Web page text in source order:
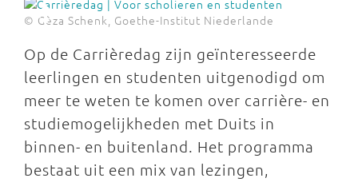
© Gèza Schenk, Goethe-Institut Niederlande
Op de Carrièredag zijn geïnteresseerde
leerlingen en studenten uitgenodigd om
meer te weten te komen over carrière- en
studiemogelijkheden met Duits in
binnen- en buitenland. Het programma
bestaat uit een mix van lezingen,